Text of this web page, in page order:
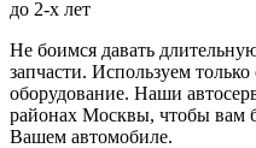
до 2-х лет
Не боимся давать
запчасти. Используем
оборудование. Наши
районах Москвы, чтобы вам
Вашем автомобиле.